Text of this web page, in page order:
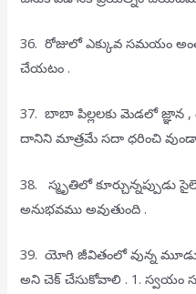
36. రోజులో ఎక్కువ సమయం
చేయటం .
37. బాబా పిల్లలకు మెడలో
దానిని మాత్రమే సదా ధరించి
38. స్మృతిలో కూర్చున్నప్పుడు
అనుభవము అవుతుంది .
39. యోగి జీవితంలో వున్న
అని చెక్ చేసుకోవాలి . 1. స్వయం